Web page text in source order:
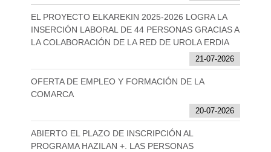
EL PROYECTO ELKAREKIN 2025-2026 LOGRA LA
INSERCIÓN LABORAL DE 44 PERSONAS GRACIAS A
LA COLABORACIÓN DE LA RED DE UROLA ERDIA
21-07-2026
OFERTA DE EMPLEO Y FORMACIÓN DE LA
COMARCA
20-07-2026
ABIERTO EL PLAZO DE INSCRIPCIÓN AL
PROGRAMA HAZILAN +. LAS PERSONAS